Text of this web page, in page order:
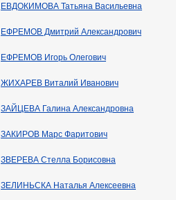
ЕВДОКИМОВА Татьяна Васильевна
ЕФРЕМОВ Дмитрий Александрович
ЕФРЕМОВ Игорь Олегович
ЖИХАРЕВ Виталий Иванович
ЗАЙЦЕВА Галина Александровна
ЗАКИРОВ Марс Фаритович
ЗВЕРЕВА Стелла Борисовна
ЗЕЛИНЬСКА Наталья Алексеевна